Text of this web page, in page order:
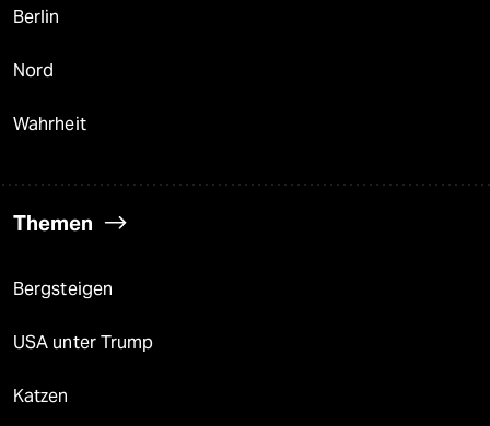
Berlin
Nord
Wahrheit
Themen
Bergsteigen
USA unter Trump
Katzen